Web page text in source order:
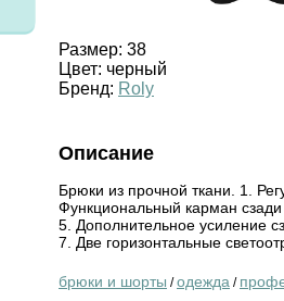
Размер: 38
Цвет: черный
Бренд: Roly
Описание
Брюки из прочной ткани. 1.
Функциональный карман
5. Дополнительное усиление
7. Две горизонтальные
брюки и шорты /одежда /